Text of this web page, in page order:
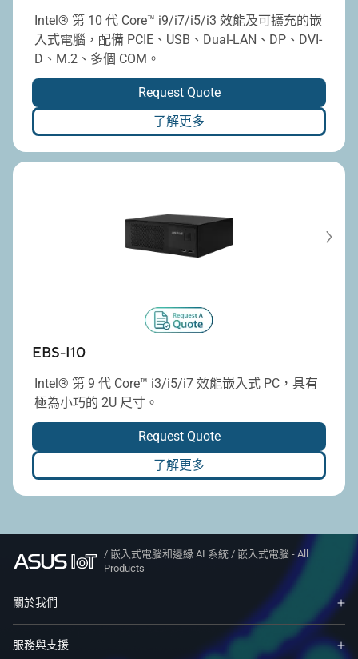
Intel® 第 10 代 Core™ i9/i7/i5/i3 效能及可擴充的嵌
入式電腦，配備 PCIE、USB、Dual-LAN、DP、DVI-
D、M.2、多個 COM。
Request Quote
了解更多
EBS-I10
Intel® 第 9 代 Core™ i3/i5/i7 效能嵌入式 PC，具有
極為小巧的 2U 尺寸。
Request Quote
了解更多
/ 嵌入式電腦和邊緣 AI 系統 / 嵌入式電腦 - All
Products
關於我們
服務與支援